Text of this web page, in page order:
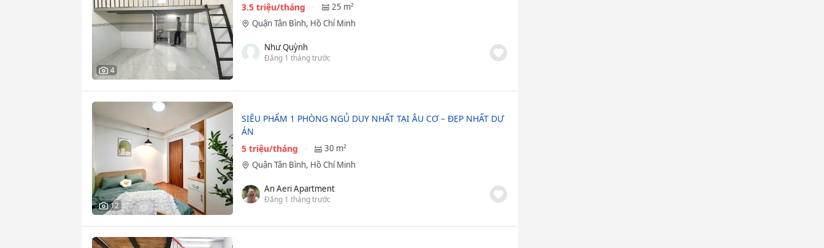
4
3.5 triệu/tháng
25 m²
Quận Tân Bình, Hồ Chí Minh
Như Quỳnh
Đăng 1 tháng trước
12
SIÊU PHẨM 1 PHÒNG NGỦ DUY NHẤT TẠI ÂU CƠ – ĐẸP NHẤT DỰ
ÁN
5 triệu/tháng
30 m²
Quận Tân Bình, Hồ Chí Minh
An Aeri Apartment
Đăng 1 tháng trước